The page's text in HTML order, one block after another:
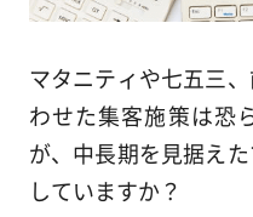
マタニティや七五三
わせた集客施策は恐
が、中長期を見据え
していますか？